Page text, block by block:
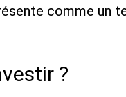
comme un
?